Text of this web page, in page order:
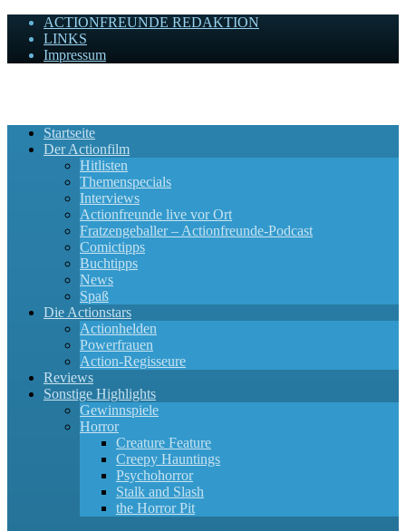
ACTIONFREUNDE REDAKTION
LINKS
Impressum
Startseite
Der Actionfilm
Hitlisten
Themenspecials
Interviews
Actionfreunde live vor Ort
Fratzengeballer – Actionfreunde-Podcast
Comictipps
Buchtipps
News
Spaß
Die Actionstars
Actionhelden
Powerfrauen
Action-Regisseure
Reviews
Sonstige Highlights
Gewinnspiele
Horror
Creature Feature
Creepy Hauntings
Psychohorror
Stalk and Slash
the Horror Pit